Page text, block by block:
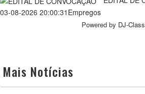
03-08-2026 20:00:31 Empregos
Powered by DJ-
Mais Notícias